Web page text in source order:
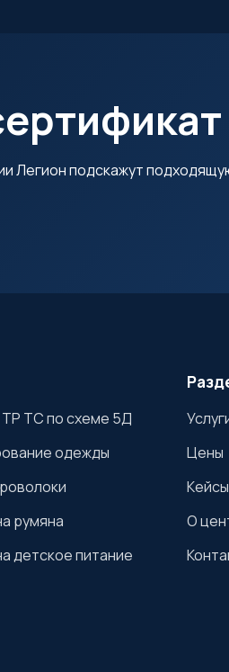
Легион подскажут
ТС по схеме 5Д
одежды
румяна
детское питание
Цены
Кейсы
О